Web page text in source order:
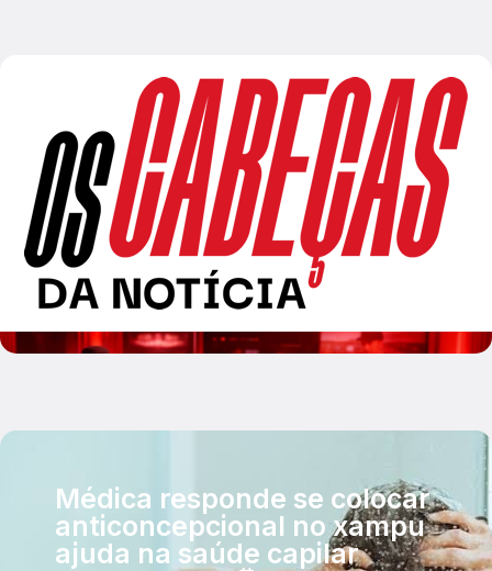
Médica responde se colocar
anticoncepcional no xampu
ajuda na saúde capilar